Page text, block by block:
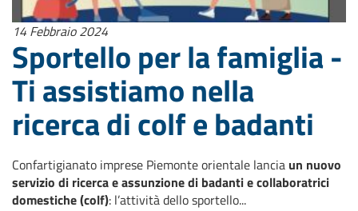
14 Febbraio 2024
Sportello per la famiglia -
Ti assistiamo nella
ricerca di colf e badanti
Confartigianato imprese Piemonte orientale lancia un nuovo
servizio di ricerca e assunzione di badanti e collaboratrici
domestiche (colf): l’attività dello sportello...